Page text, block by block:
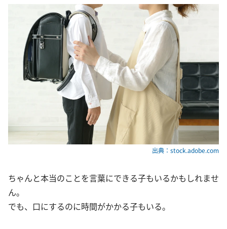
出典：stock.adobe.com
ちゃんと本当のことを言葉にできる子もいるかもしれませ
ん。
でも、口にするのに時間がかかる子もいる。